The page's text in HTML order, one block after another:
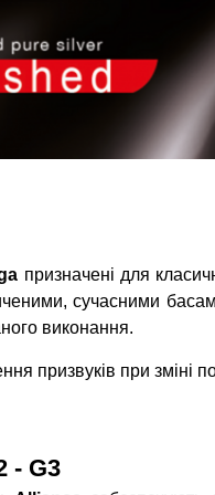
призначені для
сучасними
виконання.
призвуків при зміні
- G3